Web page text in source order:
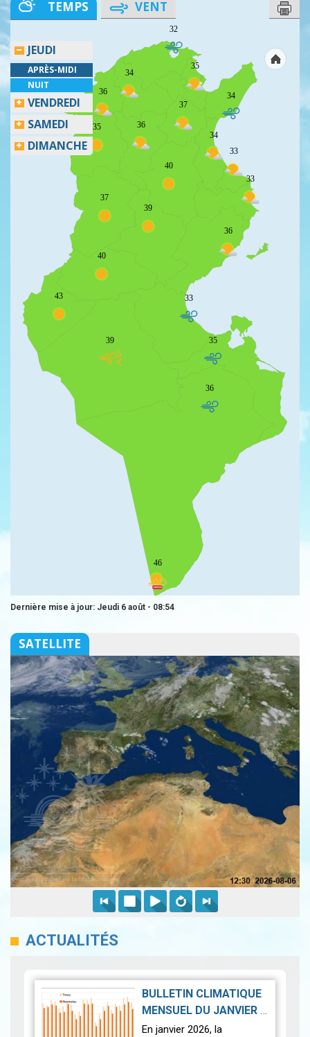
TEMPS VENT
35
32
34
37
34
36
36
35
40
34
33
33
37
39
36
33
40
43
39 35
36
46
JEUDI
APRÈS-MIDI
NUIT
VENDREDI
SAMEDI
DIMANCHE
Dernière mise à jour: Jeudi 6 août - 08:54
SATELLITE
ACTUALITÉS
BULLETIN CLIMATIQUE
MENSUEL DU JANVIER |
2026-02-23
En janvier 2026, la